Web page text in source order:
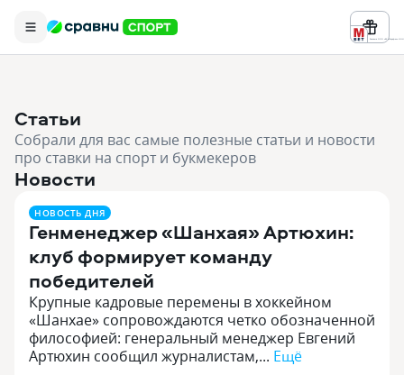
Реклама ООО «БК «Марафон» ИНН
Статьи
Собрали для вас самые полезные статьи и новости
про ставки на спорт и букмекеров
Новости
НОВОСТЬ ДНЯ
Генменеджер «Шанхая» Артюхин:
клуб формирует команду
победителей
Крупные кадровые перемены в хоккейном
«Шанхае» сопровождаются четко обозначенной
философией: генеральный менеджер Евгений
Артюхин сообщил журналистам,... Ещё